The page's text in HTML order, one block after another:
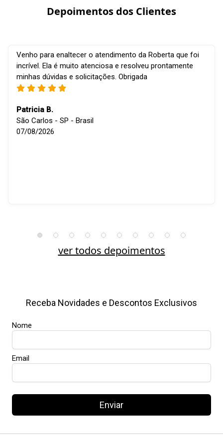
Depoimentos dos Clientes
Venho para enaltecer o atendimento da Roberta que foi
incrível. Ela é muito atenciosa e resolveu prontamente
minhas dúvidas e solicitações. Obrigada
Patricia B.
São Carlos - SP - Brasil
07/08/2026
ver todos depoimentos
Receba Novidades e Descontos Exclusivos
Nome
Email
Enviar